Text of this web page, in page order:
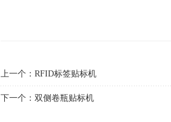
上一个： RFID标签贴标机
下一个： 双侧卷瓶贴标机